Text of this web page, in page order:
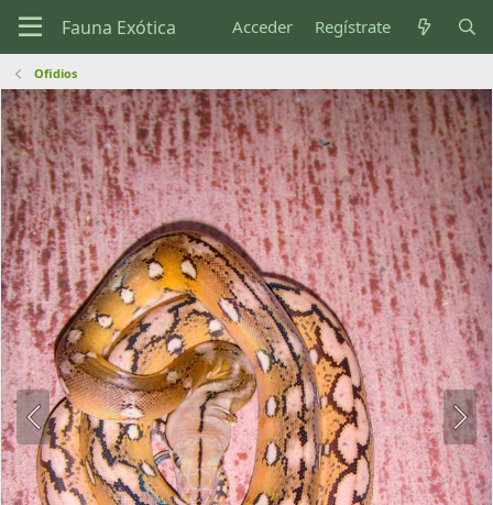
Acceder Regístrate
Ofidios